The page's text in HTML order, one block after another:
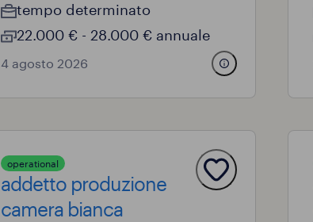
tempo determinato
22.000 € - 28.000 € annuale
4 agosto 2026
operational
addetto produzione
camera bianca